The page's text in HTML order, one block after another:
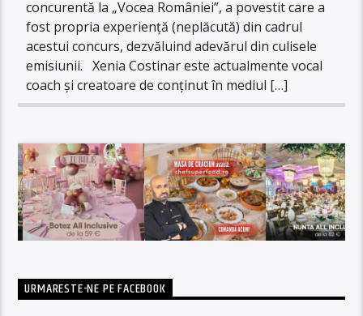
concurentă la „Vocea României”, a povestit care a
fost propria experiență (neplăcută) din cadrul
acestui concurs, dezvăluind adevărul din culisele
emisiunii. Xenia Costinar este actualmente vocal
coach și creatoare de conținut în mediul […]
URMARESTE-NE PE FACEBOOK